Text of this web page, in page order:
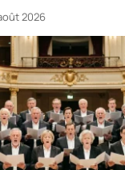
2026